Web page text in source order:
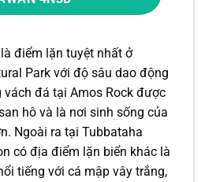
điểm lặn tuyệt nhất ở
Park với độ sâu dao động
đá tại Amos Rock được
hô và là nơi sinh sống của
Ngoài ra tại Tubbataha
có địa điểm lặn biển khác là
tiếng với cá mập vây trắng,